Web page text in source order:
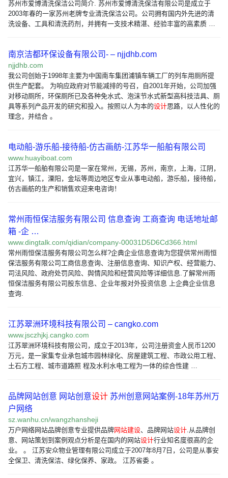
苏州市爱博清洗保洁公司简介. 苏州市爱博清洗保洁有限公司是成立于
2003年春的一家苏州老牌专业清洗保洁公司。公司拥有国内外先进的清
洗设备、工具和清洗药剂，并拥有一支技术精湛、经验丰富的高素质 …
南京洁都环保设备有限公司- – njjdhb.com
njjdhb.com
我公司创始于1998年主要为中国南车集团浦镇车辆工厂的列车用厕所提
供生产配套。 为响应政府对节能减排的号召，自2001年开始，公司加强
对移动厕所，环保厕所已及各种免水式、泡沫节水式新型高科技洁具、厕
具等系列产品开发的研究和投入。按照以人为本的设计思路，以人性化的
理念，并结合 。
电动船-游乐船-接待船-仿古画舫-江苏华一船舶有限公司
www.huayiboat.com
江苏华一船舶有限公司是一家在常州，无锡，苏州，南京，上海，江阴，
宜兴，镇江，溧阳，金坛等周边地区专业从事电动船，游乐船，接待船，
仿古画舫的生产和销售欢迎来电咨询！
常州雨恒保洁服务有限公司 信息查询 工商查询 电话地址邮
箱 -企 …
www.dingtalk.com/qidian/company-00031D5D6Cd366.html
常州雨恒保洁服务有限公司怎么样?企典企业信息查询为您提供常州雨恒
保洁服务有限公司工商信息查询、注册信息查询、知识产权、经营能力、
司法风险、政府处罚风险、舆情风险和经营风险等详细信息.了解常州雨
恒保洁服务有限公司股东信息、企业年报对外投资信息 上企典企业信息
查询.
江苏翠洲环境科技有限公司 – cangko.com
www.jsczhjkj.cangko.com
江苏翠洲环境科技有限公司，成立于2013年，公司注册资金人民币1200
万元，是一家集专业承包城市园林绿化、房屋建筑工程、市政公用工程、
土石方工程、城市道路照 程及水利水电工程为一体的综合性建 …
品牌网站创意 网站创意设计 苏州创意网站案例-18年苏州万
户网络
sz.wanhu.cn/wangzhansheji
万户网络网站品牌创意专业提供品牌网站建设、品牌网站设计.从品牌创
意、网站策划到案例观点分析是在国内的网站设计行业知名度很高的企
业。 。 江苏安众物业管理有限公司成立于2007年8月7日，公司是从事安
全保卫、清洗保洁、绿化保养、家政。 江苏省委 。